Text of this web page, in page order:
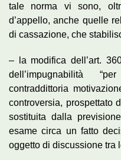
tale norma vi sono,
d’appello, anche quelle
di cassazione, che
– la modifica dell’art.
dell’impugnabilità
contraddittoria
controversia, prospettato
sostituita dalla
esame circa un fatto
oggetto di discussione tra